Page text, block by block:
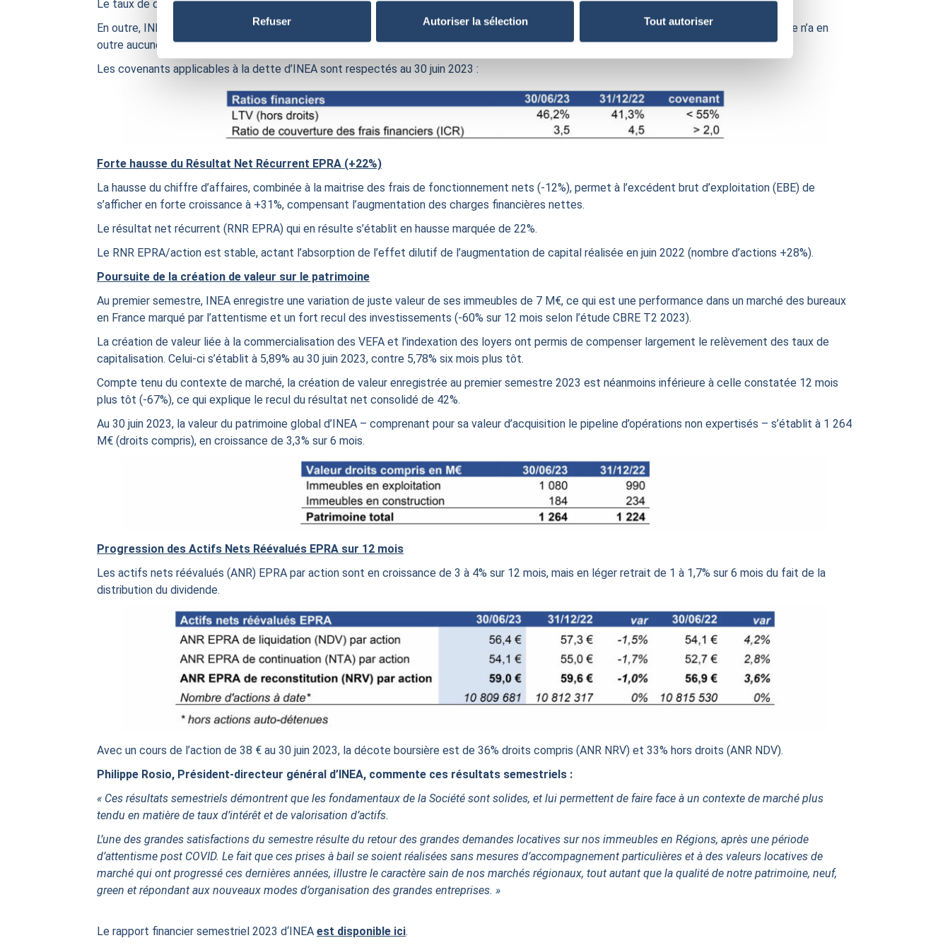
Refuser Autoriser la sélection Tout autoriser
Le taux de dette sécurisée contre le risque de fluctuation des taux se maintient à 77%.
En outre, INEA dispose de 66 M€ de lignes non tirées, conclues à des niveaux de marge attractifs, pour financer son pipeline d’opérations. Elle n’a en
outre aucune échéance de remboursement significative avant 2027.
Les covenants applicables à la dette d’INEA sont respectés au 30 juin 2023 :
Forte hausse du Résultat Net Récurrent EPRA (+22%)
La hausse du chiffre d’affaires, combinée à la maitrise des frais de fonctionnement nets (-12%), permet à l’excédent brut d’exploitation (EBE) de
s’afficher en forte croissance à +31%, compensant l’augmentation des charges financières nettes.
Le résultat net récurrent (RNR EPRA) qui en résulte s’établit en hausse marquée de 22%.
Le RNR EPRA/action est stable, actant l’absorption de l’effet dilutif de l’augmentation de capital réalisée en juin 2022 (nombre d’actions +28%).
Poursuite de la création de valeur sur le patrimoine
Au premier semestre, INEA enregistre une variation de juste valeur de ses immeubles de 7 M€, ce qui est une performance dans un marché des bureaux
en France marqué par l’attentisme et un fort recul des investissements (-60% sur 12 mois selon l’étude CBRE T2 2023).
La création de valeur liée à la commercialisation des VEFA et l’indexation des loyers ont permis de compenser largement le relèvement des taux de
capitalisation. Celui-ci s’établit à 5,89% au 30 juin 2023, contre 5,78% six mois plus tôt.
Compte tenu du contexte de marché, la création de valeur enregistrée au premier semestre 2023 est néanmoins inférieure à celle constatée 12 mois
plus tôt (-67%), ce qui explique le recul du résultat net consolidé de 42%.
Au 30 juin 2023, la valeur du patrimoine global d’INEA – comprenant pour sa valeur d’acquisition le pipeline d’opérations non expertisés – s’établit à 1 264
M€ (droits compris), en croissance de 3,3% sur 6 mois.
Progression des Actifs Nets Réévalués EPRA sur 12 mois
Les actifs nets réévalués (ANR) EPRA par action sont en croissance de 3 à 4% sur 12 mois, mais en léger retrait de 1 à 1,7% sur 6 mois du fait de la
distribution du dividende.
Avec un cours de l’action de 38 € au 30 juin 2023, la décote boursière est de 36% droits compris (ANR NRV) et 33% hors droits (ANR NDV).
Philippe Rosio, Président-directeur général d’INEA, commente ces résultats semestriels :
« Ces résultats semestriels démontrent que les fondamentaux de la Société sont solides, et lui permettent de faire face à un contexte de marché plus
tendu en matière de taux d’intérêt et de valorisation d’actifs.
L’une des grandes satisfactions du semestre résulte du retour des grandes demandes locatives sur nos immeubles en Régions, après une période
d’attentisme post COVID. Le fait que ces prises à bail se soient réalisées sans mesures d’accompagnement particulières et à des valeurs locatives de
marché qui ont progressé ces dernières années, illustre le caractère sain de nos marchés régionaux, tout autant que la qualité de notre patrimoine, neuf,
green et répondant aux nouveaux modes d’organisation des grandes entreprises. »
Le rapport financier semestriel 2023 d‘INEA est disponible ici.